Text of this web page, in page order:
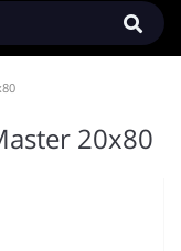
20x80